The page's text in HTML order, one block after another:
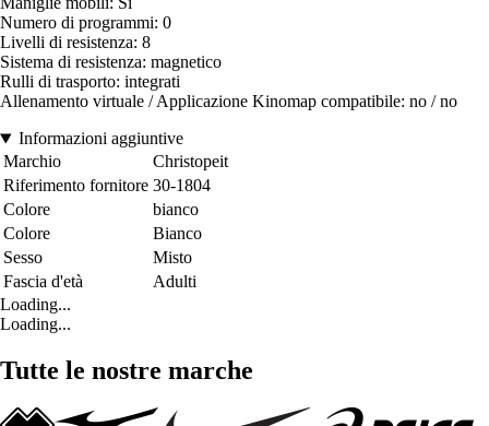
Numero di programmi: 0
Livelli di resistenza: 8
Sistema di resistenza: magnetico
Rulli di trasporto: integrati
Allenamento virtuale / Applicazione Kinomap compatibile: no / no
Informazioni aggiuntive
Marchio
Christopeit
Riferimento fornitore 30-1804
Colore
bianco
Colore
Bianco
Sesso
Misto
Fascia d'età
Adulti
Loading...
Loading...
Tutte le nostre marche